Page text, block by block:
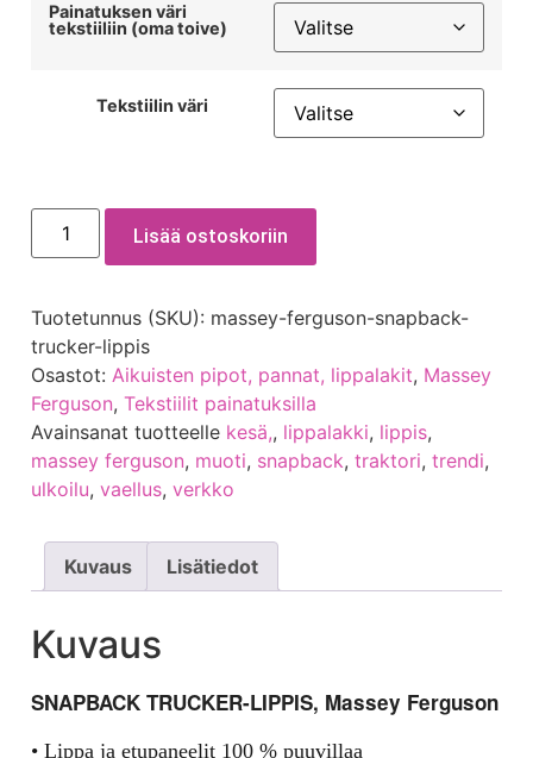
Painatuksen väri
tekstiiliin (oma toive)
Tekstiilin väri
Lisää ostoskoriin
Tuotetunnus (SKU): massey-ferguson-snapback-
trucker-lippis
Osastot: Aikuisten pipot, pannat, lippalakit, Massey
Ferguson, Tekstiilit painatuksilla
Avainsanat tuotteelle kesä,, lippalakki, lippis,
massey ferguson, muoti, snapback, traktori, trendi,
ulkoilu, vaellus, verkko
Kuvaus Lisätiedot
Kuvaus
SNAPBACK TRUCKER-LIPPIS, Massey Ferguson
• Lippa ja etupaneelit 100 % puuvillaa